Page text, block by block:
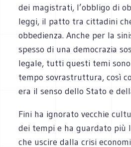
dei magistrati, l’obbligo di
leggi, il patto tra cittadini
obbedienza. Anche per la
spesso di una democrazia
legale, tutti questi temi
tempo sovrastruttura, così
era il senso dello Stato e
Fini ha ignorato vecchie
dei tempi e ha guardato più
che uscire dalla crisi